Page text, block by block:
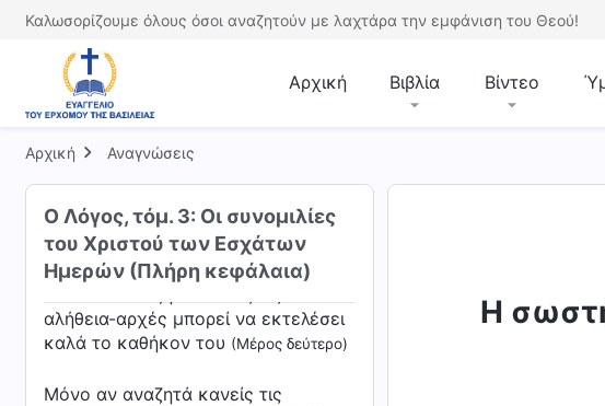
Καλωσορίζουμε όλους όσοι αναζητούν με λαχτάρα την εμφάνιση του Θεού!
Αρχική Βιβλία Βίντεο
Αρχική Αναγνώσεις
Ο Λόγος, τόμ. 3: Οι συνομιλίες
του Χριστού των Εσχάτων
Ημερών (Πλήρη κεφάλαια)
Μόνο η αυτογνωσία βοηθά στην
επιδίωξη της αλήθειας
Μόνο η αυτογνωσία βοηθά στην
επιδίωξη της αλήθειας
αλήθεια-αρχές μπορεί να εκτελέσει
καλά το καθήκον του(Μέρος πρώτο)
αλήθεια-αρχές μπορεί να εκτελέσει
καλά το καθήκον του (Μέρος δεύτερο)
Μόνο αν αναζητά κανείς τις
Η